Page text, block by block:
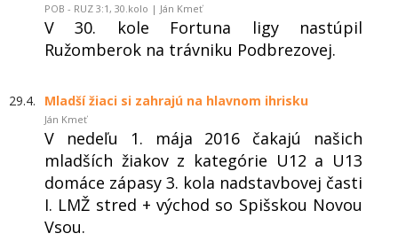
POB - RUZ 3:1, 30.kolo | Ján Kmeť
V 30. kole Fortuna ligy nastúpil
Ružomberok na trávniku Podbrezovej.
29.4. Mladší žiaci si zahrajú na hlavnom ihrisku
Ján Kmeť
V nedeľu 1. mája 2016 čakajú našich
mladších žiakov z kategórie U12 a U13
domáce zápasy 3. kola nadstavbovej časti
I. LMŽ stred + východ so Spišskou Novou
Vsou.